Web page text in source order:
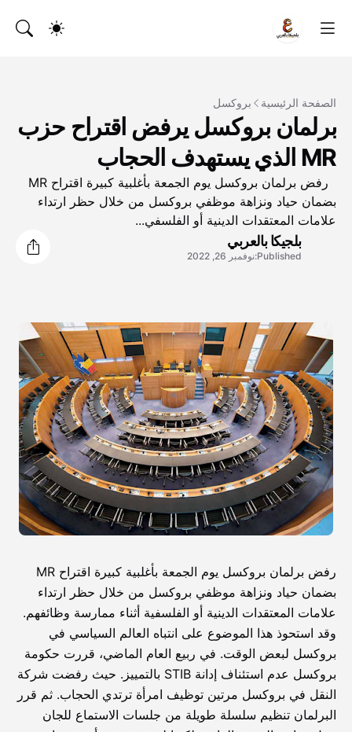
الصفحة الرئيسية بروكسل
برلمان بروكسل يرفض اقتراح حزب
MR الذي يستهدف الحجاب
رفض برلمان بروكسل يوم الجمعة بأغلبية كبيرة اقتراح MR
بضمان حياد ونزاهة موظفي بروكسل من خلال حظر ارتداء
علامات المعتقدات الدينية أو الفلسفي...
بلجيكا بالعربي
Published: نوفمبر 26, 2022
رفض برلمان بروكسل يوم الجمعة بأغلبية كبيرة اقتراح MR
بضمان حياد ونزاهة موظفي بروكسل من خلال حظر ارتداء
علامات المعتقدات الدينية أو الفلسفية أثناء ممارسة وظائفهم.
وقد استحوذ هذا الموضوع على انتباه العالم السياسي في
بروكسل لبعض الوقت. في ربيع العام الماضي، قررت حكومة
بروكسل عدم استئناف إدانة STIB بالتمييز. حيث رفضت شركة
النقل في بروكسل مرتين توظيف امرأة ترتدي الحجاب. ثم قرر
البرلمان تنظيم سلسلة طويلة من جلسات الاستماع للجان